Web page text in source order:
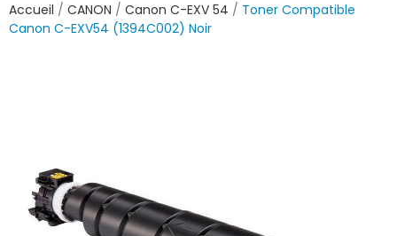
Accueil CANON Canon C-EXV 54
Toner Compatible
Canon C-EXV54 (1394C002) Noir